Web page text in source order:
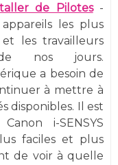
de Pilotes-
les plus
les travailleurs
de nos jours.
a besoin de
à mettre à
disponibles. Il est
i-SENSYS
faciles et plus
de voir à quelle